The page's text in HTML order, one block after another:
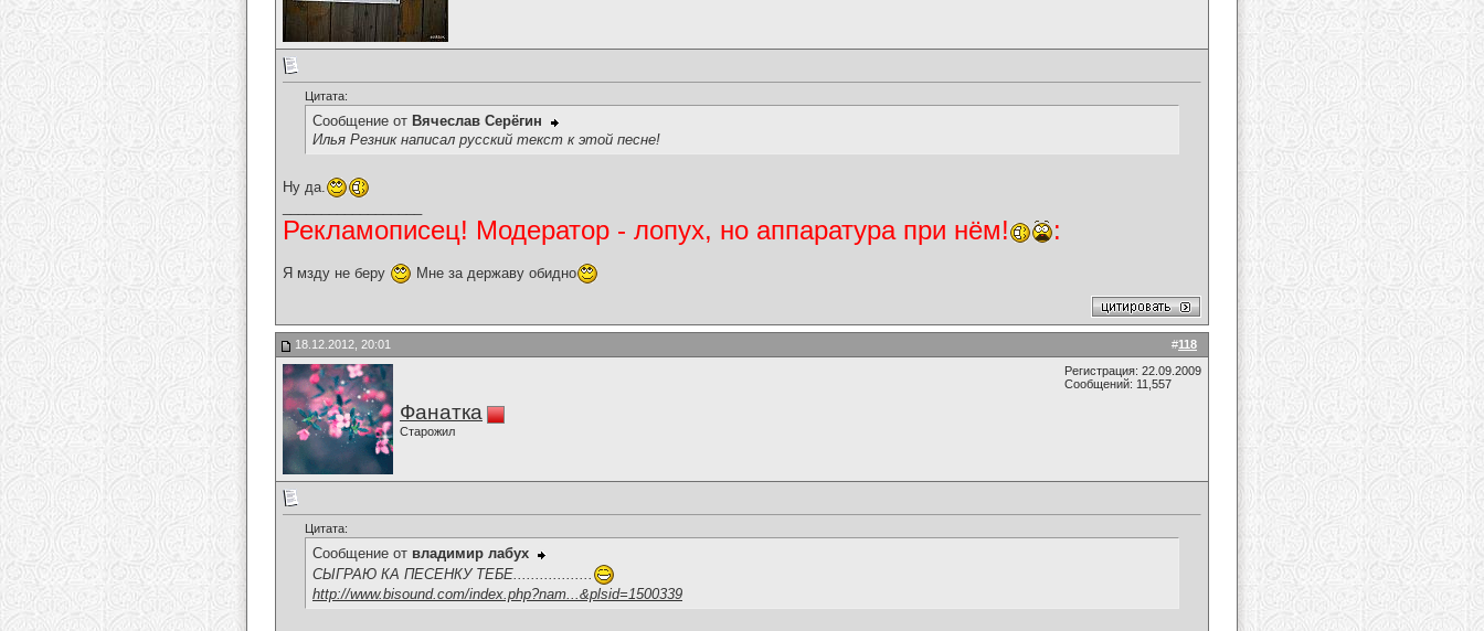
Цитата:
Сообщение от Вячеслав Серёгин
Илья Резник написал русский текст к этой песне!
Ну да.
Рекламописец! Модератор - лопух, но аппаратура при нём! :
Я мзду не беру Мне за державу обидно
#118
18.12.2012, 20:01
Фанатка
Старожил
Регистрация: 22.09.2009
Сообщений: 11,557
Цитата:
Сообщение от владимир лабух
СЫГРАЮ КА ПЕСЕНКУ ТЕБЕ..................
http://www.bisound.com/index.php?nam...&plsid=1500339